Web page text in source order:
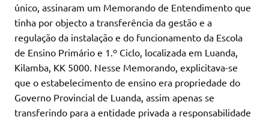
único, assinaram um Memorando de Entendimento que
tinha por objecto a transferência da gestão e a
regulação da instalação e do funcionamento da Escola
de Ensino Primário e 1.º Ciclo, localizada em Luanda,
Kilamba, KK 5000. Nesse Memorando, explicitava-se
que o estabelecimento de ensino era propriedade do
Governo Provincial de Luanda, assim apenas se
transferindo para a entidade privada a responsabilidade